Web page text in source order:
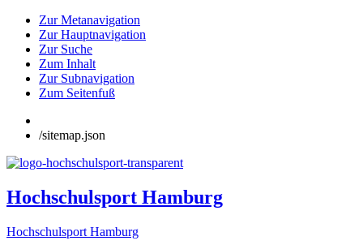
Zur Metanavigation
Zur Hauptnavigation
Zur Suche
Zum Inhalt
Zur Subnavigation
Zum Seitenfuß
/sitemap.json
Hochschulsport Hamburg
Hochschulsport Hamburg